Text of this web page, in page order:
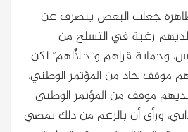
جعلت البعض ينصرف عن
رغبة في التسلح من
وحماية قراهم و”حلأَّلهم” لكن
موقف حاد من المؤتمر الوطني،
لديهم موقف من المؤتمر الوطني
ورأى أن بالرغم من ذلك تمضي